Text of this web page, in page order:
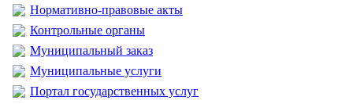
Нормативно-правовые акты
Контрольные органы
Муниципальный заказ
Муниципальные услуги
Портал государственных услуг